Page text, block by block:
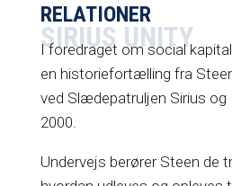
SIRIUS UNITY
RELATIONER
I foredraget om social
en historiefortælling fra
ved Slædepatruljen Sirius og
2000.
Undervejs berører Steen de